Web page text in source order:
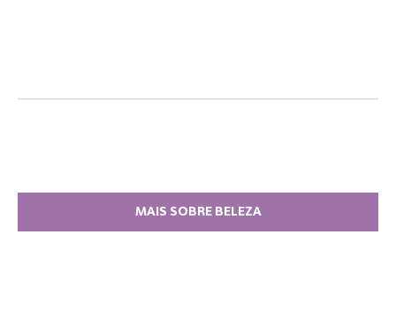
MAIS SOBRE BELEZA